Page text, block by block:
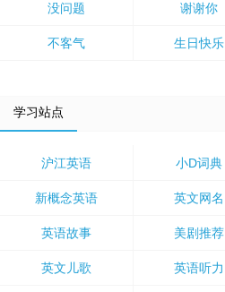
没问题 谢谢你
不客气 生日快乐
学习站点
沪江英语 小D词典
新概念英语 英文网名
英语故事 美剧推荐
英文儿歌 英语听力